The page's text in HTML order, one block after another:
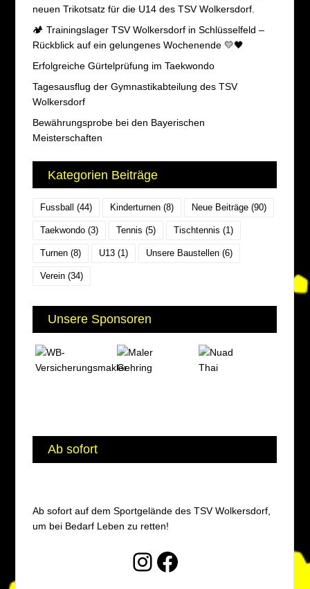
neuen Trikotsatz für die U14 des TSV Wolkersdorf.
🏕️ Trainingslager TSV Wolkersdorf in Schlüsselfeld –
Rückblick auf ein gelungenes Wochenende 💛🖤
Erfolgreiche Gürtelprüfung im Taekwondo
Tagesausflug der Gymnastikabteilung des TSV
Wolkersdorf
Bewährungsprobe bei den Bayerischen
Meisterschaften
Kategorien Beiträge
Fussball (44) Kinderturnen(8) Neue Beiträge(90)
Taekwondo(3) Tennis (5) Tischtennis (1)
Turnen(8) U13(1) Unsere Baustellen(6)
Verein(34)
Unsere Sponsoren
Ab sofort
Ab sofort auf dem Sportgelände des TSV Wolkersdorf,
um bei Bedarf Leben zu retten!
Instagram
Facebook